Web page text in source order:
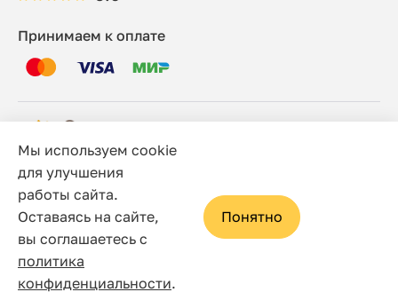
Принимаем к оплате
© 2006 - 2026 Этно-шоп, Интернет-магазин
Политика конфиденциальности
Сайт носит исключительно информационный характер, и
ни при каких условиях не является публичной офертой,
определяемой положениями статьи 437(2) Гражданского
кодекса Российской Федерации
Мы используем cookie
для улучшения
работы сайта.
Оставаясь на сайте,
вы соглашаетесь с
политика
конфиденциальности.
Понятно